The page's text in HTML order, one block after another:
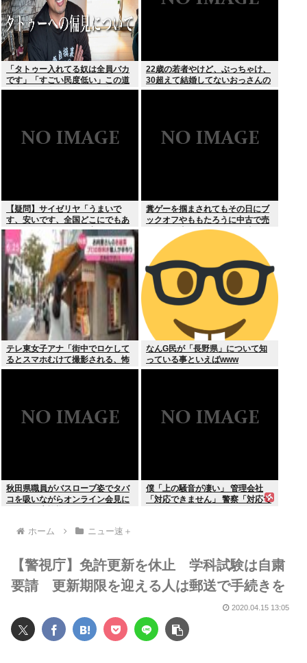
「タトゥー入れてる奴は全員バカ
です」「すごい民度低い」この道
23年の彫り師YouTuberの動画が
22歳の若者やけど、ぶっちゃけ、
30超えて結婚してないおっさんの
こと見下してる
【疑問】サイゼリヤ「うまいで
す、安いです、全国どこにでもあ
ります」←こいつの弱点
糞ゲーを掴まされてもその日にブ
ックオフやももたろうに中古で売
りつける事ができなくなる時代に
テレ東女子アナ「街中でロケして
るとスマホむけて撮影される、怖
いからやめてね」
なんG民が「長野県」について知
っている事といえばwww
秋田県職員がバスローブ姿でタバ
コを吸いながらオンライン会見に
僕「上の騒音が凄い」 管理会社
「対応できません」 警察「対応で
ホーム ニュー速＋
【警視庁】免許更新を休止 学科試験は自粛
要請 更新期限を迎える人は郵送で手続きを
2020.04.15 13:05